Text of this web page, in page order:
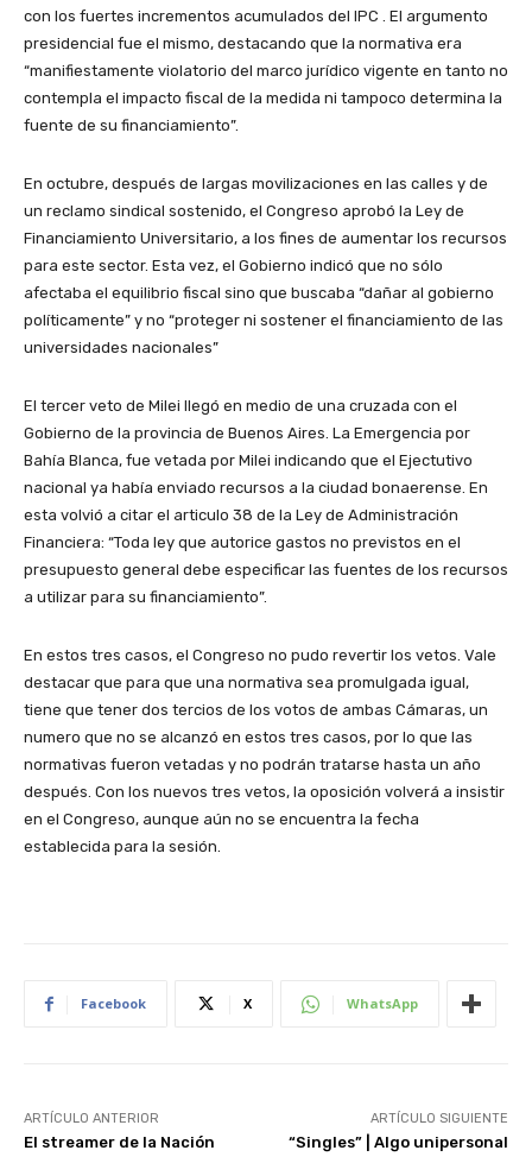
con los fuertes incrementos acumulados del IPC . El argumento
presidencial fue el mismo, destacando que la normativa era
“manifiestamente violatorio del marco jurídico vigente en tanto no
contempla el impacto fiscal de la medida ni tampoco determina la
fuente de su financiamiento”.
En octubre, después de largas movilizaciones en las calles y de
un reclamo sindical sostenido, el Congreso aprobó la Ley de
Financiamiento Universitario, a los fines de aumentar los recursos
para este sector. Esta vez, el Gobierno indicó que no sólo
afectaba el equilibrio fiscal sino que buscaba “dañar al gobierno
políticamente” y no “proteger ni sostener el financiamiento de las
universidades nacionales”
El tercer veto de Milei llegó en medio de una cruzada con el
Gobierno de la provincia de Buenos Aires. La Emergencia por
Bahía Blanca, fue vetada por Milei indicando que el Ejectutivo
nacional ya había enviado recursos a la ciudad bonaerense. En
esta volvió a citar el articulo 38 de la Ley de Administración
Financiera: “Toda ley que autorice gastos no previstos en el
presupuesto general debe especificar las fuentes de los recursos
a utilizar para su financiamiento”.
En estos tres casos, el Congreso no pudo revertir los vetos. Vale
destacar que para que una normativa sea promulgada igual,
tiene que tener dos tercios de los votos de ambas Cámaras, un
numero que no se alcanzó en estos tres casos, por lo que las
normativas fueron vetadas y no podrán tratarse hasta un año
después. Con los nuevos tres vetos, la oposición volverá a insistir
en el Congreso, aunque aún no se encuentra la fecha
establecida para la sesión.
Facebook X WhatsApp
ARTÍCULO ANTERIOR
El streamer de la Nación
ARTÍCULO SIGUIENTE
“Singles” | Algo unipersonal